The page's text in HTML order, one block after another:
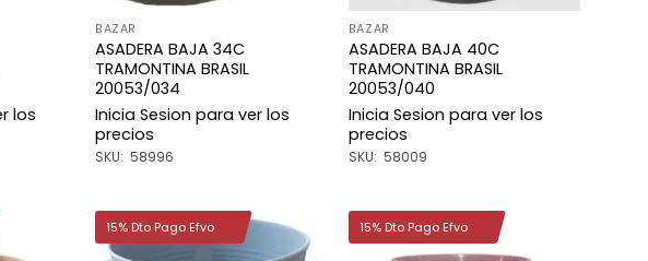
los
BAZAR
ASADERA BAJA 34C
TRAMONTINA BRASIL
20053/034
Inicia Sesion para ver los
precios
SKU: 58996
BAZAR
ASADERA BAJA 40C
TRAMONTINA BRASIL
20053/040
Inicia Sesion para ver los
precios
SKU: 58009
15% Dto Pago Efvo 15% Dto Pago Efvo